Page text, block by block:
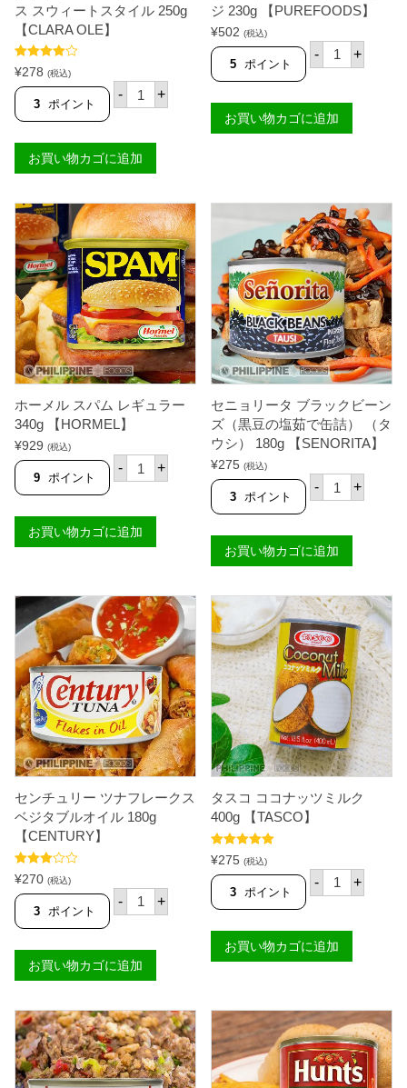
ス スウィートスタイル 250g
【CLARA OLE】
5段階中
4.00 の評
価
¥278 (税込)
3 ポイント
- ク
ラ
レ
ス
パ
ッ
テ
ィ
ソ
ー
ス
ス
ウ
ィ
ー
ト
ス
タ
ル
【
A
R
A
E
】
個
+
お買い物カゴに追加
ジ 230g 【PUREFOODS】
¥502 (税込)
5 ポイント
- ピ
ュ
ー
ズ
ビ
セ
ー
ジ
2
3
0
g
【
P
U
R
E
F
O
D
S
+
お買い物カゴに追加
ホーメル スパム レギュラー
340g 【HORMEL】
¥929 (税込)
9 ポイント
- ホ
ー
ス
パ
ム
ラ
ー
3
4
0
【
H
O
R
M
E
L
】
個
+
お買い物カゴに追加
セニョリータ ブラックビーン
ズ（黒豆の塩茹で缶詰） （タ
ウシ） 180g 【SENORITA】
¥275 (税込)
3 ポイント
- セ
ニ
ー
タ
ブ
ッ
ク
ビ
ー
ン
ズ
（
の
塩
茹
で
詰
シ
）
1
0
g
【
O
R
I
T
A
+
お買い物カゴに追加
センチュリー ツナフレークス
ベジタブルオイル 180g
【CENTURY】
5段階
中3.00
の評価
¥270 (税込)
3 ポイント
- セ
ン
リ
ー
ツ
フ
レ
ー
ク
ス
ベ
+
お買い物カゴに追加
タスコ ココナッツミルク
400g 【TASCO】
5段階中5.00
の評価
¥275 (税込)
3 ポイント
- タ
ス
コ
ナ
ッ
ク
4
0
0
g
+
お買い物カゴに追加